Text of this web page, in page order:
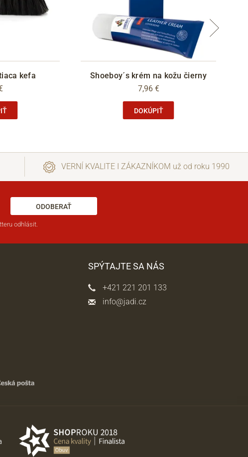
kefa
Shoeboy´s krém na kožu čierny
7,96 €
DOKÚPIŤ
VERNÍ KVALITE I ZÁKAZNÍKOM už od roku 1990
ODOBERAŤ
odhlásit.
SPÝTAJTE SA NÁS
+421 221 201 133
info@jadi.cz